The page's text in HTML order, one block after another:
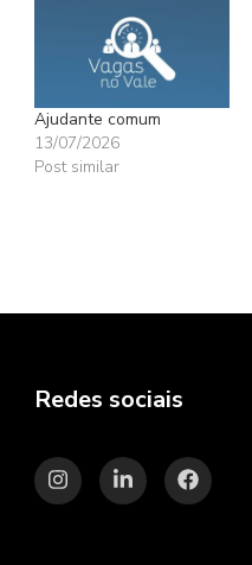
Ajudante comum
13/07/2026
Post similar
Redes sociais